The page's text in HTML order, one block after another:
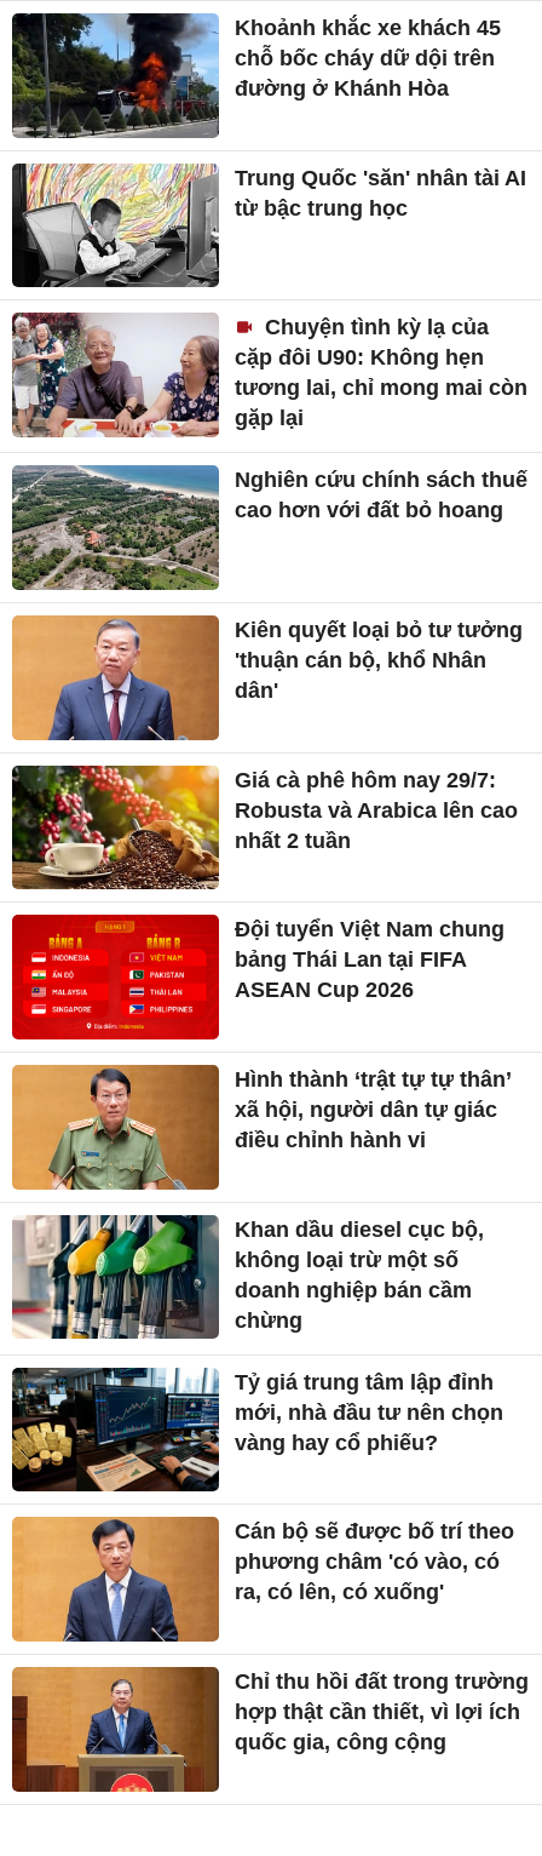
Khoảnh khắc xe khách 45
chỗ bốc cháy dữ dội trên
đường ở Khánh Hòa
Trung Quốc 'săn' nhân tài AI
từ bậc trung học
Chuyện tình kỳ lạ của
cặp đôi U90: Không hẹn
tương lai, chỉ mong mai còn
gặp lại
Nghiên cứu chính sách thuế
cao hơn với đất bỏ hoang
Kiên quyết loại bỏ tư tưởng
'thuận cán bộ, khổ Nhân
dân'
Giá cà phê hôm nay 29/7:
Robusta và Arabica lên cao
nhất 2 tuần
Đội tuyển Việt Nam chung
bảng Thái Lan tại FIFA
ASEAN Cup 2026
Hình thành ‘trật tự tự thân’
xã hội, người dân tự giác
điều chỉnh hành vi
Khan dầu diesel cục bộ,
không loại trừ một số
doanh nghiệp bán cầm
chừng
Tỷ giá trung tâm lập đỉnh
mới, nhà đầu tư nên chọn
vàng hay cổ phiếu?
Cán bộ sẽ được bố trí theo
phương châm 'có vào, có
ra, có lên, có xuống'
Chỉ thu hồi đất trong trường
hợp thật cần thiết, vì lợi ích
quốc gia, công cộng